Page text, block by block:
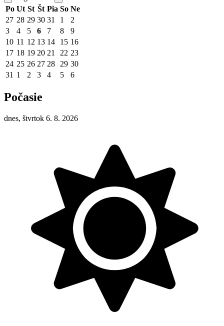
Po Ut St Št Pia So Ne
27 28 29 30 31 1
2
3
4 5 6 7 8
9
10 11 12 13 14 15 16
17 18 19 20 21 22 23
24 25 26 27 28 29 30
31 1 2 3 4 5 6
Počasie
dnes, štvrtok 6. 8. 2026